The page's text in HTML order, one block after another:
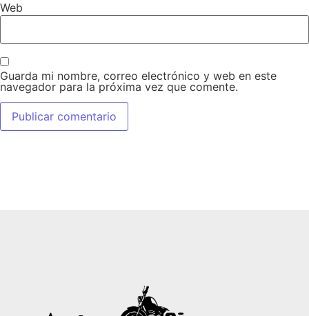
Web
Guarda mi nombre, correo electrónico y web en este
navegador para la próxima vez que comente.